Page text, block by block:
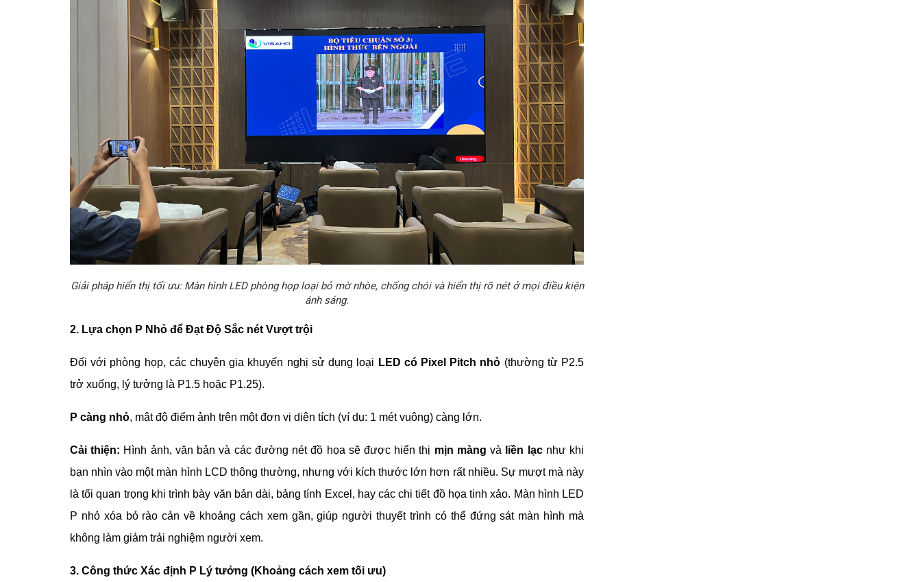
Giải pháp hiển thị tối ưu: Màn hình LED phòng họp loại bỏ mờ nhòe, chống chói và hiển thị rõ nét ở mọi điều kiện
ánh sáng.
2. Lựa chọn P Nhỏ để Đạt Độ Sắc nét Vượt trội
Đối với phòng họp, các chuyên gia khuyến nghị sử dụng loại LED có Pixel Pitch nhỏ (thường từ P2.5
trở xuống, lý tưởng là P1.5 hoặc P1.25).
P càng nhỏ, mật độ điểm ảnh trên một đơn vị diện tích (ví dụ: 1 mét vuông) càng lớn.
Cải thiện: Hình ảnh, văn bản và các đường nét đồ họa sẽ được hiển thị mịn màng và liền lạcnhư khi
bạn nhìn vào một màn hình LCD thông thường, nhưng với kích thước lớn hơn rất nhiều. Sự mượt mà này
là tối quan trọng khi trình bày văn bản dài, bảng tính Excel, hay các chi tiết đồ họa tinh xảo. Màn hình LED
P nhỏ xóa bỏ rào cản về khoảng cách xem gần, giúp người thuyết trình có thể đứng sát màn hình mà
không làm giảm trải nghiệm người xem.
3. Công thức Xác định P Lý tưởng (Khoảng cách xem tối ưu)